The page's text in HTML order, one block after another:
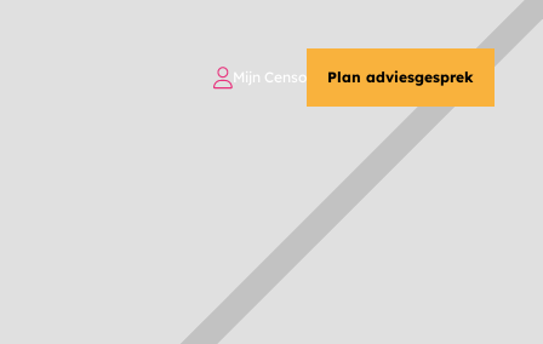
Mijn Censo Plan adviesgesprek